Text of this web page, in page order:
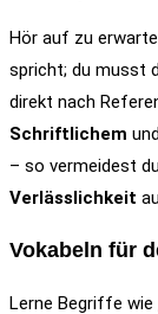
Hör auf zu
spricht; du musst
direkt nach
Schriftlichem
– so vermeidest
Verlässlichkeit
Vokabeln für
Lerne Begriffe wie